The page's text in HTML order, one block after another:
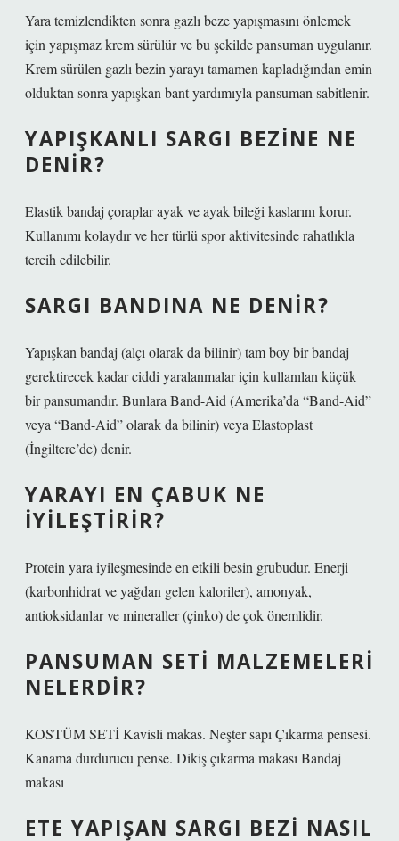
Yara temizlendikten sonra gazlı beze yapışmasını önlemek
için yapışmaz krem ​​sürülür ve bu şekilde pansuman uygulanır.
Krem sürülen gazlı bezin yarayı tamamen kapladığından emin
olduktan sonra yapışkan bant yardımıyla pansuman sabitlenir.
YAPIŞKANLI SARGI BEZINE NE
DENIR?
Elastik bandaj çoraplar ayak ve ayak bileği kaslarını korur.
Kullanımı kolaydır ve her türlü spor aktivitesinde rahatlıkla
tercih edilebilir.
SARGI BANDINA NE DENIR?
Yapışkan bandaj (alçı olarak da bilinir) tam boy bir bandaj
gerektirecek kadar ciddi yaralanmalar için kullanılan küçük
bir pansumandır. Bunlara Band-Aid (Amerika’da “Band-Aid”
veya “Band-Aid” olarak da bilinir) veya Elastoplast
(İngiltere’de) denir.
YARAYI EN ÇABUK NE
IYILEŞTIRIR?
Protein yara iyileşmesinde en etkili besin grubudur. Enerji
(karbonhidrat ve yağdan gelen kaloriler), amonyak,
antioksidanlar ve mineraller (çinko) de çok önemlidir.
PANSUMAN SETI MALZEMELERI
NELERDIR?
KOSTÜM SETİ Kavisli makas. Neşter sapı Çıkarma pensesi.
Kanama durdurucu pense. Dikiş çıkarma makası Bandaj
makası
ETE YAPIŞAN SARGI BEZI NASIL